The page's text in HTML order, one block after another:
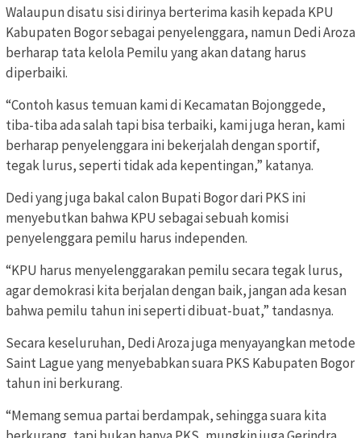
Walaupun disatu sisi dirinya berterima kasih kepada KPU
Kabupaten Bogor sebagai penyelenggara, namun Dedi Aroza
berharap tata kelola Pemilu yang akan datang harus
diperbaiki.
“Contoh kasus temuan kami di Kecamatan Bojonggede,
tiba-tiba ada salah tapi bisa terbaiki, kami juga heran, kami
berharap penyelenggara ini bekerjalah dengan sportif,
tegak lurus, seperti tidak ada kepentingan,” katanya.
Dedi yang juga bakal calon Bupati Bogor dari PKS ini
menyebutkan bahwa KPU sebagai sebuah komisi
penyelenggara pemilu harus independen.
“KPU harus menyelenggarakan pemilu secara tegak lurus,
agar demokrasi kita berjalan dengan baik, jangan ada kesan
bahwa pemilu tahun ini seperti dibuat-buat,” tandasnya.
Secara keseluruhan, Dedi Aroza juga menyayangkan metode
Saint Lague yang menyebabkan suara PKS Kabupaten Bogor
tahun ini berkurang.
“Memang semua partai berdampak, sehingga suara kita